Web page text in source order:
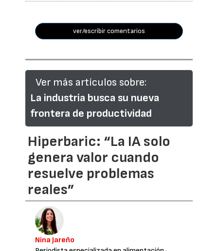
ver/escribir comentarios
Ver más artículos sobre:
La industria busca su nueva
frontera de productividad
Hiperbaric: “La IA solo
genera valor cuando
resuelve problemas
reales”
Nina Jareño